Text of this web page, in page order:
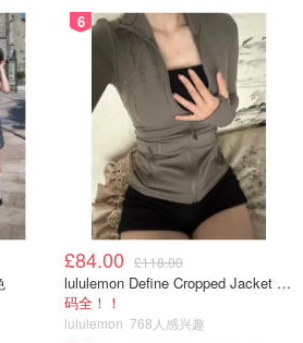
6
£84.00 £118.00
lululemon Define Cropped Jacket Nulu 短款夹克
码全！！
lululemon 768人感兴趣